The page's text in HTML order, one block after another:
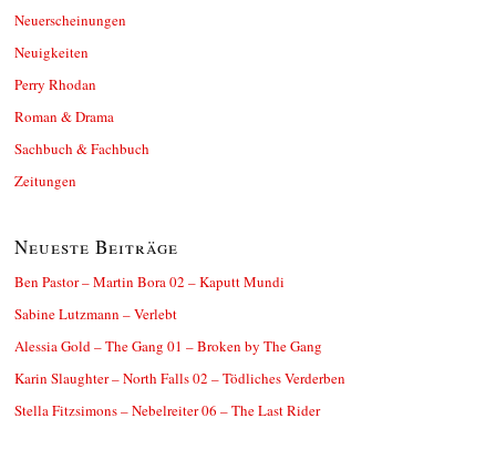
Neuerscheinungen
Neuigkeiten
Perry Rhodan
Roman & Drama
Sachbuch & Fachbuch
Zeitungen
Neueste Beiträge
Ben Pastor – Martin Bora 02 – Kaputt Mundi
Sabine Lutzmann – Verlebt
Alessia Gold – The Gang 01 – Broken by The Gang
Karin Slaughter – North Falls 02 – Tödliches Verderben
Stella Fitzsimons – Nebelreiter 06 – The Last Rider